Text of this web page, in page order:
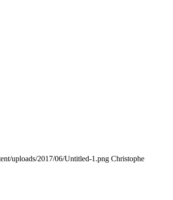
uploads/2017/06/Untitled-1.png Christophe